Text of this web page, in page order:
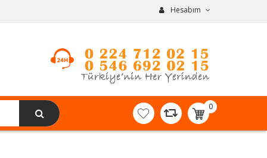
Hesabım
0
item(s)
-